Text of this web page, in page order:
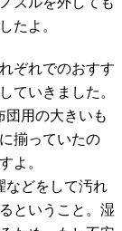
たよ。
ぞれでのおすす
ていきました。
団用の大きいも
揃っていたの
よ。
などをして汚れ
ということ。湿